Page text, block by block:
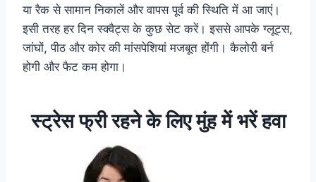
या रैक से सामान निकालें और वापस पूर्व की स्थिति में आ जाएं।
इसी तरह हर दिन स्‍क्‍वैट्स के कुछ सेट करें। इससे आपके ग्लूट्स,
जांघों, पीठ और कोर की मांसपेशियां मजबूत होंगी। कैलोरी बर्न
होगी और फैट कम होगा।
स्ट्रेस फ्री रहने के लिए मुंह में भरें हवा